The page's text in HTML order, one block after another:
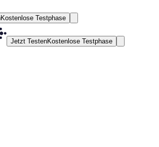
Kostenlose Testphase
Jetzt TestenKostenlose Testphase